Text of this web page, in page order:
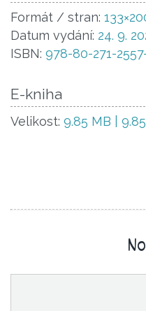
Formát / stran:
Datum vydání: 24. 9.
ISBN: 978-80-271-
E-kniha
Velikost: 9.85 MB |